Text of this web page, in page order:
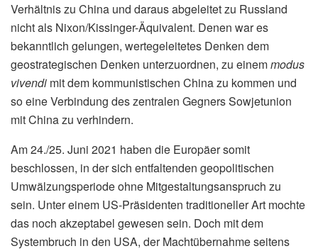
Verhältnis zu China und daraus abgeleitet zu Russland
nicht als Nixon/Kissinger-Äquivalent. Denen war es
bekanntlich gelungen, wertegeleitetes Denken dem
geostrategischen Denken unterzuordnen, zu einemmodus
vivendi mit dem kommunistischen China zu kommen und
so eine Verbindung des zentralen Gegners Sowjetunion
mit China zu verhindern.
Am 24./25. Juni 2021 haben die Europäer somit
beschlossen, in der sich entfaltenden geopolitischen
Umwälzungsperiode ohne Mitgestaltungsanspruch zu
sein. Unter einem US-Präsidenten traditioneller Art mochte
das noch akzeptabel gewesen sein. Doch mit dem
Systembruch in den USA, der Machtübernahme seitens